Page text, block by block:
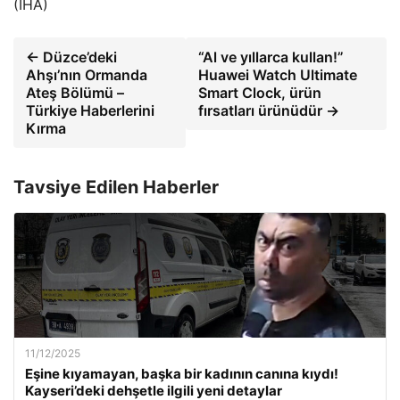
(İHA)
← Düzce’deki
Ahşı’nın Ormanda
Ateş Bölümü –
Türkiye Haberlerini
Kırma
“Al ve yıllarca kullan!”
Huawei Watch Ultimate
Smart Clock, ürün
fırsatları ürünüdür →
Tavsiye Edilen Haberler
11/12/2025
Eşine kıyamayan, başka bir kadının canına kıydı!
Kayseri’deki dehşetle ilgili yeni detaylar